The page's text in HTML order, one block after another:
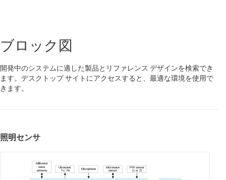
ブロック図
開発中のシステムに適した製品とリファレンス デザインを検索でき
ます。デスクトップ サイトにアクセスすると、最適な環境を使用で
きます。
照明センサ
Ultrasonic
Tx, Rx Microphone
Microwave
sensor
PIR sensor
(1 or 2)
Millimeter
wave
antenna